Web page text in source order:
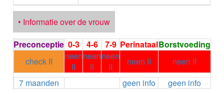
ALBIGLUTIDE
ALBUTREPENONACOG ALFA
Stollingsfactor IX; Factor IX
ALCOHOL
ETHANOL
ALECTINIB
ALEMTUZUMAB
ALENDRONAAT
• Informatie over de vrouw
Preconceptie 0-3 4-6 7-9 PerinataalBorstvoeding
check II
neen
II
neen
II
neen
II
neen II
neen II
7 maanden
geen info
geen info